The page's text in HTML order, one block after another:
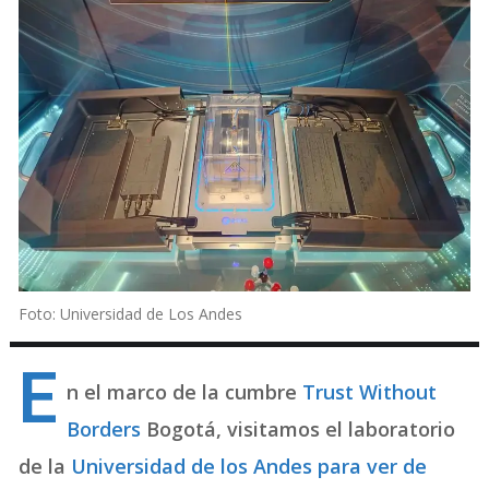
Foto: Universidad de Los Andes
E n el marco de la cumbre TrustWithout
Borders Bogotá, visitamos el laboratorio
de la Universidad de los Andes para ver de